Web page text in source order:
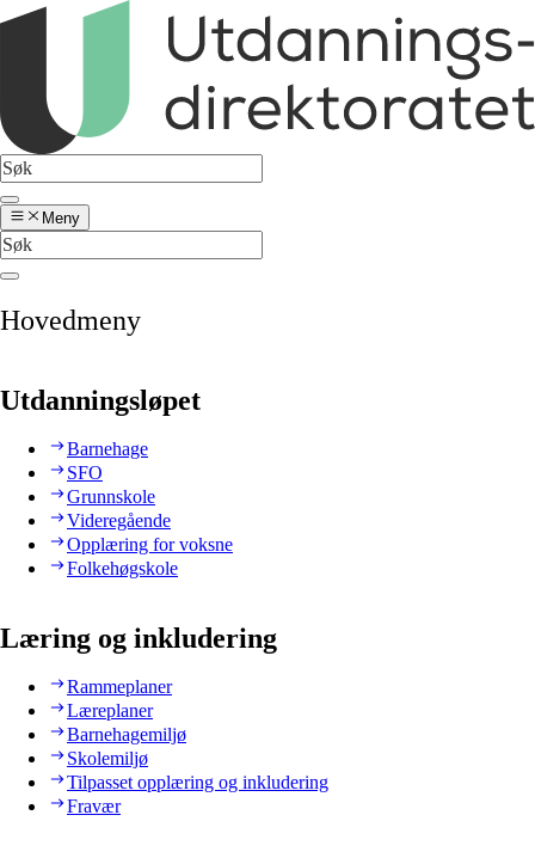
Meny
Hovedmeny
Utdanningsløpet
Barnehage
SFO
Grunnskole
Videregående
Opplæring for voksne
Folkehøgskole
Læring og inkludering
Rammeplaner
Læreplaner
Barnehagemiljø
Skolemiljø
Tilpasset opplæring og inkludering
Fravær